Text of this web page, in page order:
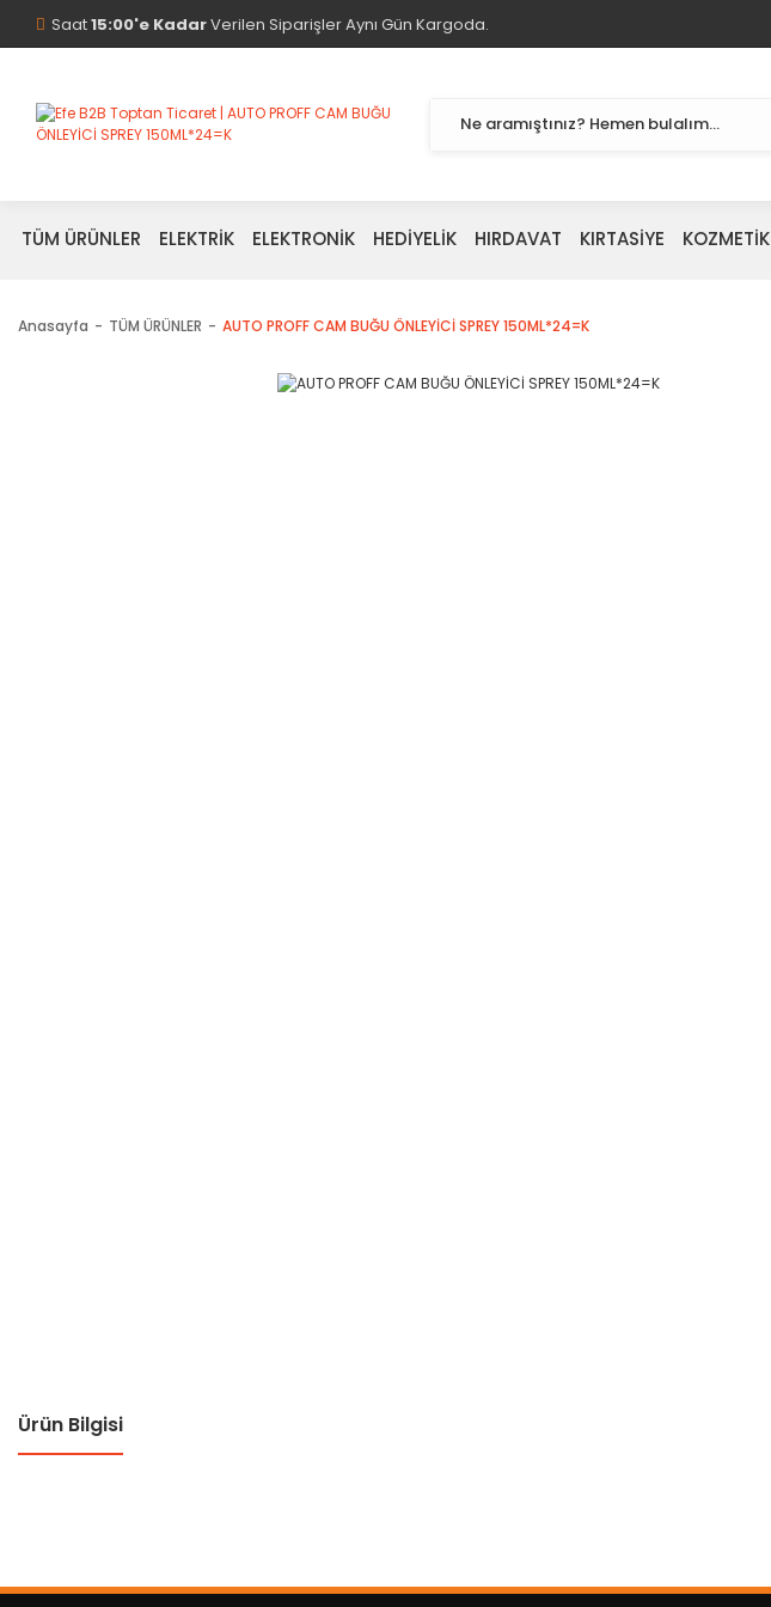
Saat15:00'e KadarVerilen Siparişler Aynı Gün Kargoda.
TÜM ÜRÜNLER ELEKTRİK ELEKTRONİK HEDİYELİK HIRDAVAT KIRTASİYE KOZMETİK
Anasayfa TÜM ÜRÜNLER AUTO PROFF CAM BUĞU ÖNLEYİCİ SPREY 150ML*24=K
Ürün Bilgisi